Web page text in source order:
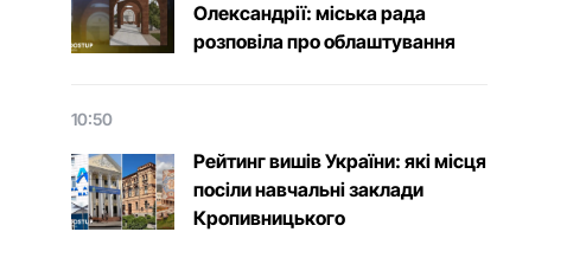
Олександрії: міська рада
розповіла про облаштування
10:50
Рейтинг вишів України: які місця
посіли навчальні заклади
Кропивницького